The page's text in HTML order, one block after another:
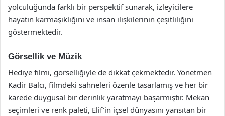
yolculuğunda farklı bir perspektif sunarak, izleyicilere
hayatın karmaşıklığını ve insan ilişkilerinin çeşitliliğini
göstermektedir.
Görsellik ve Müzik
Hediye filmi, görselliğiyle de dikkat çekmektedir. Yönetmen
Kadir Balcı, filmdeki sahneleri özenle tasarlamış ve her bir
karede duygusal bir derinlik yaratmayı başarmıştır. Mekan
seçimleri ve renk paleti, Elif’in içsel dünyasını yansıtan bir